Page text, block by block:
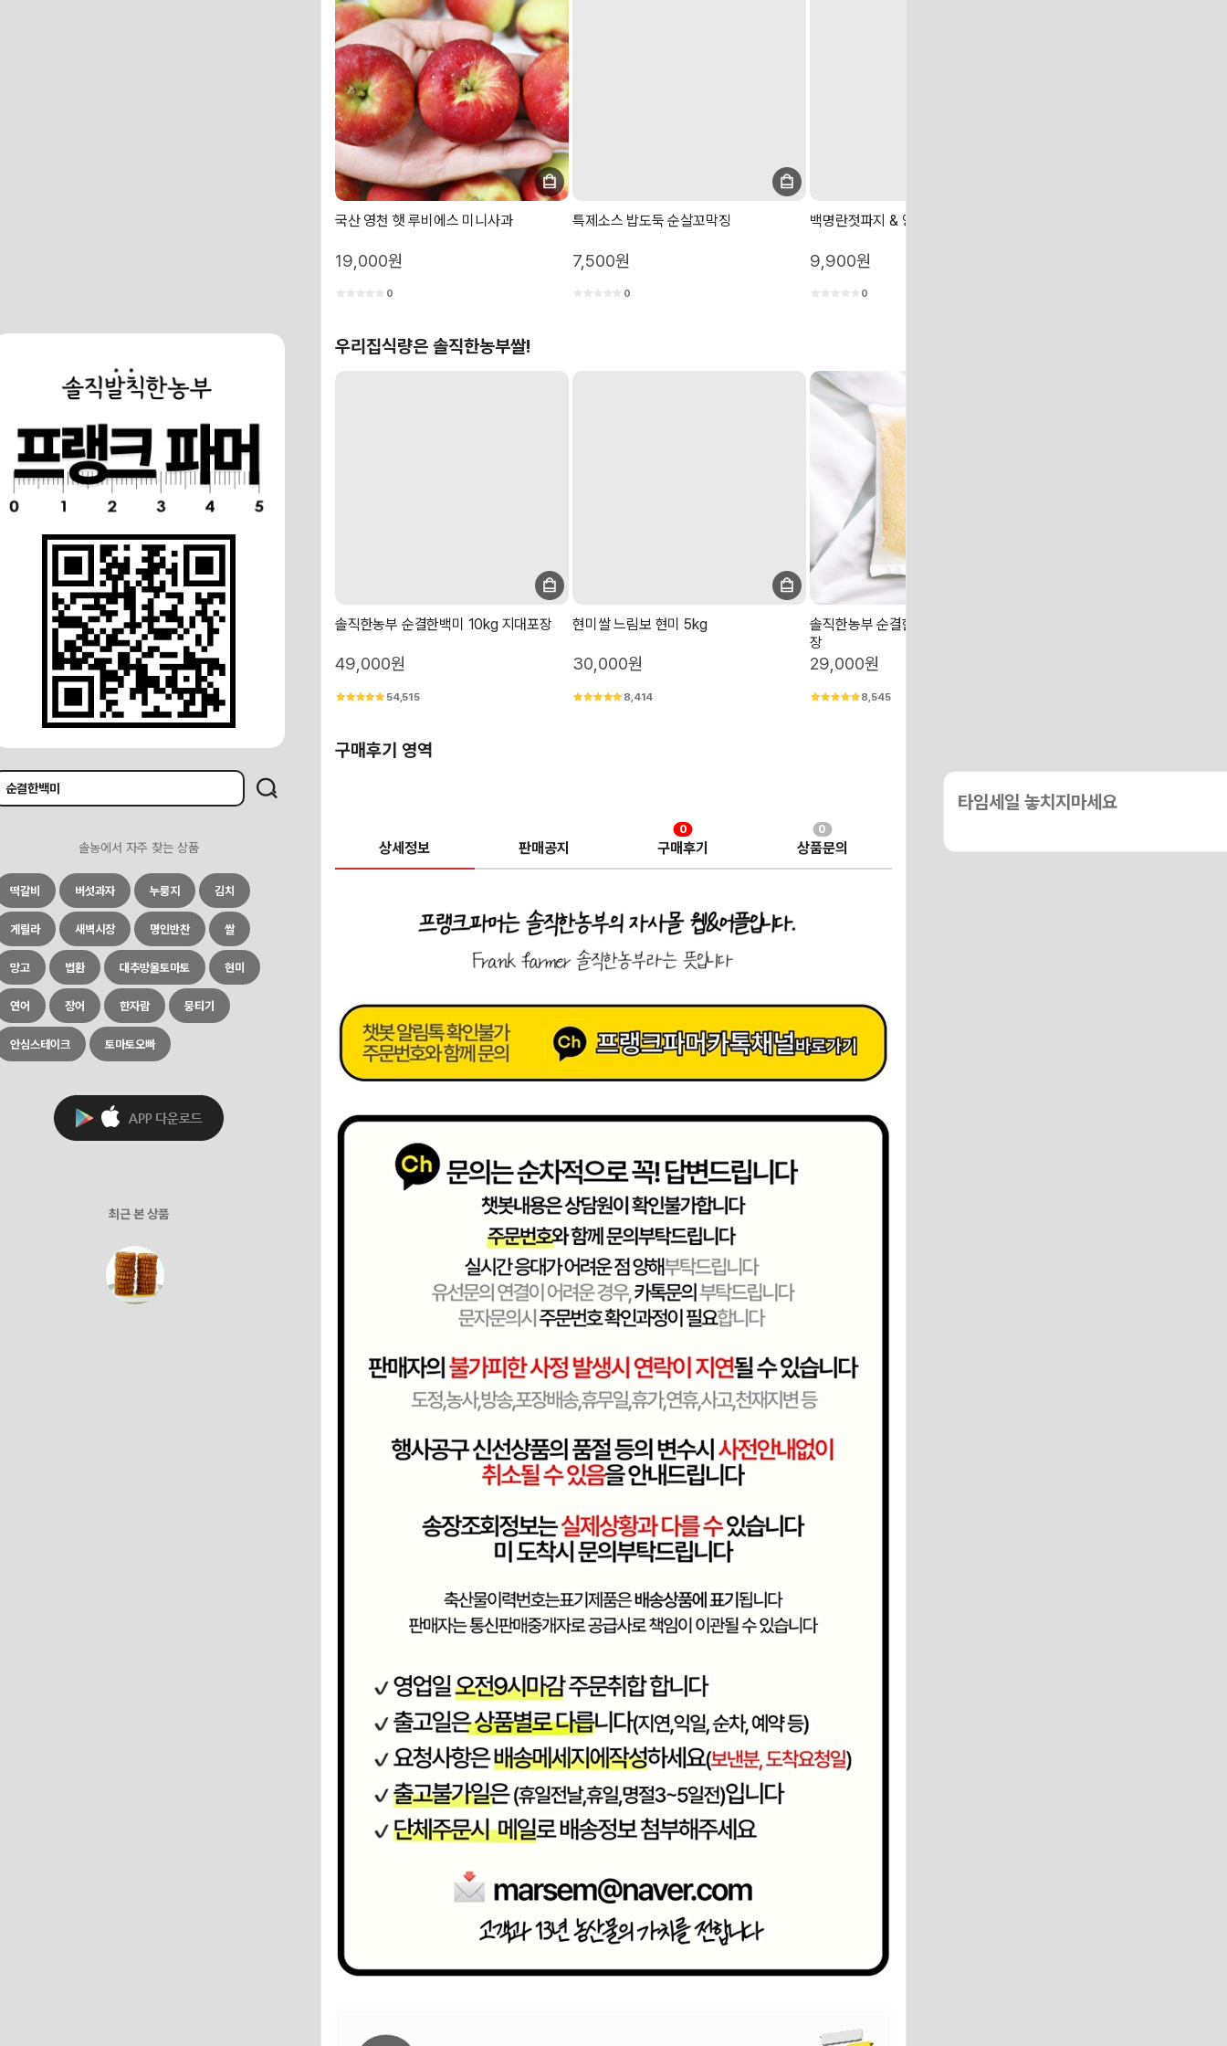
솔농에서 자주 찾는 상품
떡갈비 버섯과자 누룽지 김치
게릴라 새벽시장 명인반찬 쌀
망고 법환 대추방울토마토 현미
연어 장어 한자람 뭉티기
안심스테이크 토마토오빠
최근 본 상품
타임세일 놓치지마세요
국산 영천 햇 루비에스 미니사과
19,000원
0
특제소스 밥도둑 순살꼬막징
7,500원
0
백명란젓파지 & 양념명란젓파지
9,900원
0
우리집식량은 솔직한농부쌀!
솔직한농부 순결한백미 10kg 지대포장
49,000원
54,515
현미쌀 느림보 현미 5kg
30,000원
8,414
솔직한농부 순결한백미 쌀 5kg 지퍼백포
장
29,000원
8,545
구매후기 영역
상세정보 판매공지 구매후기
0
상품문의
0